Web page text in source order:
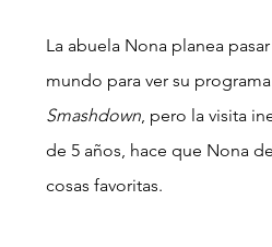
La abuela Nona planea
mundo para ver su
Smashdown, pero la visita
de 5 años, hace que Nona
cosas favoritas.